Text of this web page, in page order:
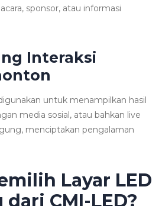
sponsor, atau informasi
Interaksi
untuk menampilkan hasil
media sosial, atau bahkan live
menciptakan pengalaman
Layar LED
CMI-LED?